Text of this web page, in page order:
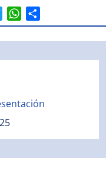
w
i
W
h
a
h
a